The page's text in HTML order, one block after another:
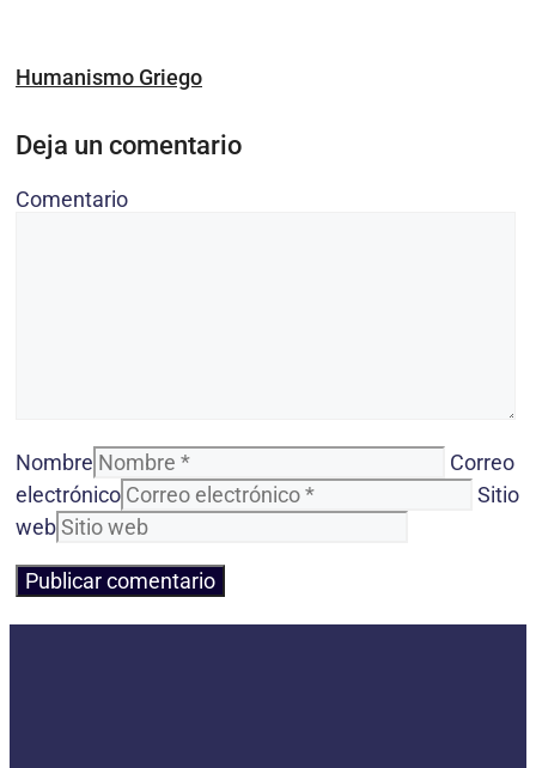
Humanismo Griego
Deja un comentario
Comentario
Nombre
Correo
electrónico
Sitio
web